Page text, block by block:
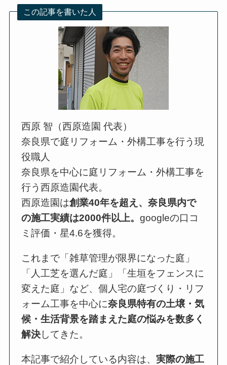
この記事を書いた人
西原 智（西原造園 代表）
奈良県で庭リフォーム・外構工事を行う現
役職人
奈良県を中心に庭リフォーム・外構工事を
行う西原造園代表。
西原造園は創業40年を超え、奈良県内で
の施工実績は2000件以上。googleの口コ
ミ評価・星4.6を獲得。
これまで「雑草管理が限界になった庭」
「人工芝を選んだ庭」「生垣をフェンスに
変えた庭」など、個人宅の庭づくり・リフ
ォーム工事を中心に奈良県特有の土壌・気
候・生活背景を踏まえた庭の悩みを数多く
解決してきた。
本記事で紹介している内容は、実際の施工